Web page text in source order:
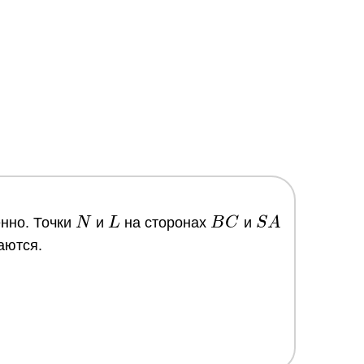
Точки N
N иL
L на сторонахBC
BC и SA
SA